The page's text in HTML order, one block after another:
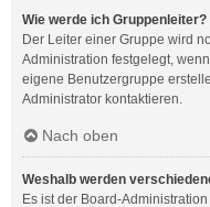
Wie werde ich Gruppenleiter?
Der Leiter einer Gruppe wird
Administration festgelegt,
eigene Benutzergruppe
Administrator kontaktieren.
Nach oben
Weshalb werden
Es ist der Board-